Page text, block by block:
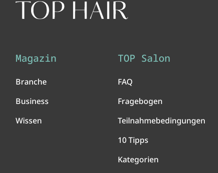
Magazin
Branche
Business
Wissen
TOP Salon
FAQ
Fragebogen
Teilnahmebedingungen
10 Tipps
Kategorien